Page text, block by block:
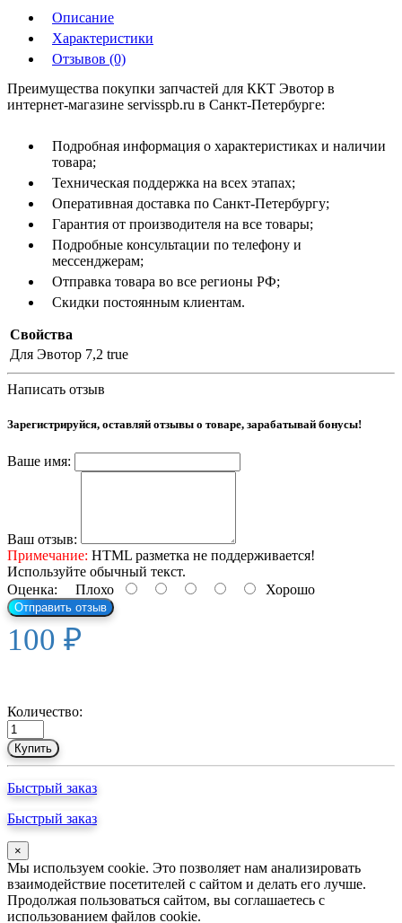
Описание
Характеристики
Отзывов (0)
Преимущества покупки запчастей для ККТ Эвотор в
интернет-магазине servisspb.ru в Санкт-Петербурге:
Подробная информация о характеристиках и наличии
товара;
Техническая поддержка на всех этапах;
Оперативная доставка по Санкт-Петербургу;
Гарантия от производителя на все товары;
Подробные консультации по телефону и
мессенджерам;
Отправка товара во все регионы РФ;
Скидки постоянным клиентам.
Свойства
Для Эвотор 7,2 true
Написать отзыв
Зарегистрируйся, оставляй отзывы о товаре, зарабатывай бонусы!
Ваше имя:
Ваш отзыв:
Примечание: HTML разметка не поддерживается!
Используйте обычный текст.
Оценка: Плохо Хорошо
Отправить отзыв
100 ₽
Количество:
Купить
Быстрый заказ
Быстрый заказ
×
Мы используем cookie. Это позволяет нам анализировать
взаимодействие посетителей с сайтом и делать его лучше.
Продолжая пользоваться сайтом, вы соглашаетесь с
использованием файлов cookie.